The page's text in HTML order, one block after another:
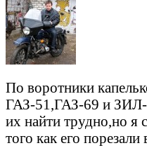
По воротники
ГАЗ-51,ГАЗ-69 и
их найти трудно,но я
того как его